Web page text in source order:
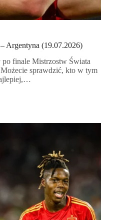
Argentyna (19.07.2026)
po finale Mistrzostw Świata
sprawdzić, kto w tym